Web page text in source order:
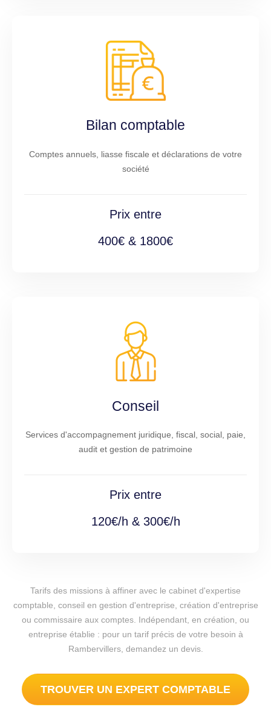
Bilan comptable
Comptes annuels, liasse fiscale et déclarations de votre
société
Prix entre
400€ & 1800€
Conseil
Services d'accompagnement juridique, fiscal, social, paie,
audit et gestion de patrimoine
Prix entre
120€/h & 300€/h
Tarifs des missions à affiner avec le cabinet d'expertise
comptable, conseil en gestion d'entreprise, création d'entreprise
ou commissaire aux comptes. Indépendant, en création, ou
entreprise établie : pour un tarif précis de votre besoin à
Rambervillers, demandez un devis.
TROUVER UN EXPERT COMPTABLE